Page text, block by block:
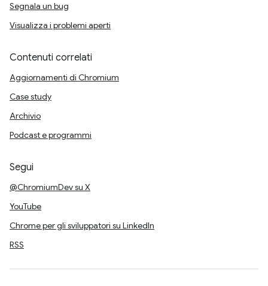
Segnala un bug
Visualizza i problemi aperti
Contenuti correlati
Aggiornamenti di Chromium
Case study
Archivio
Podcast e programmi
Segui
@ChromiumDev su X
YouTube
Chrome per gli sviluppatori su LinkedIn
RSS